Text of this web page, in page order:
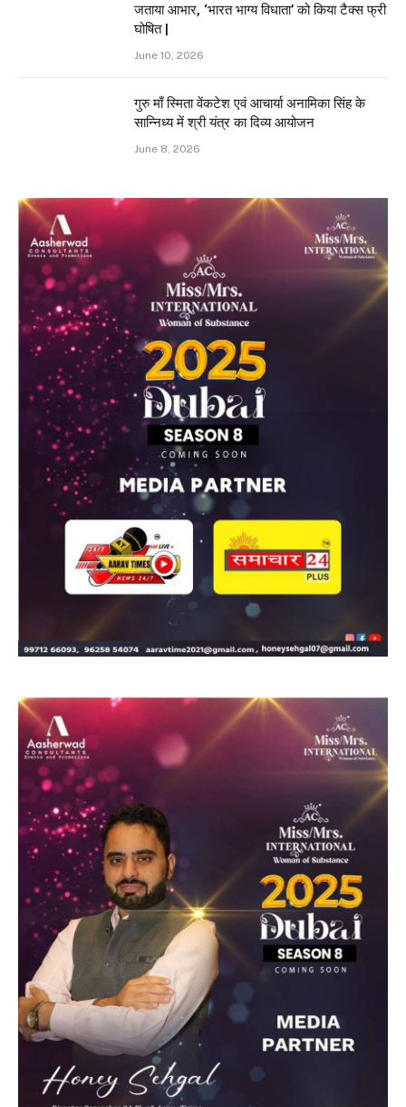
जताया आभार, ‘भारत भाग्य विधाता’ को किया टैक्स फ्री
घोषित |
June 10, 2026
गुरु माँ स्मिता वेंकटेश एवं आचार्या अनामिका सिंह के
सान्निध्य में श्री यंत्र का दिव्य आयोजन
June 8, 2026